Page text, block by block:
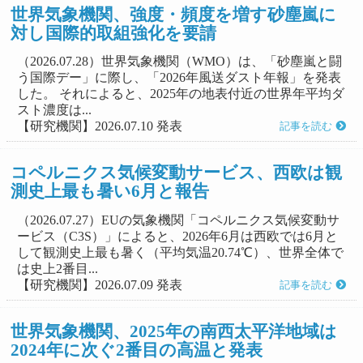
世界気象機関、強度・頻度を増す砂塵嵐に
対し国際的取組強化を要請
（2026.07.28）世界気象機関（WMO）は、「砂塵嵐と闘
う国際デー」に際し、「2026年風送ダスト年報」を発表
した。 それによると、2025年の地表付近の世界年平均ダ
スト濃度は...
【研究機関】2026.07.10 発表
記事を読む
コペルニクス気候変動サービス、西欧は観
測史上最も暑い6月と報告
（2026.07.27）EUの気象機関「コペルニクス気候変動サ
ービス（C3S）」によると、2026年6月は西欧では6月と
して観測史上最も暑く（平均気温20.74℃）、世界全体で
は史上2番目...
【研究機関】2026.07.09 発表
記事を読む
世界気象機関、2025年の南西太平洋地域は
2024年に次ぐ2番目の高温と発表